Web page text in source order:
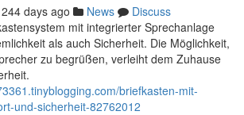
244 days ago News
Discuss
mit integrierter Sprechanlage
als auch Sicherheit. Die Möglichkeit,
zu begrüßen, verleiht dem Zuhause
briefkasten-mit-
und-sicherheit-82762012